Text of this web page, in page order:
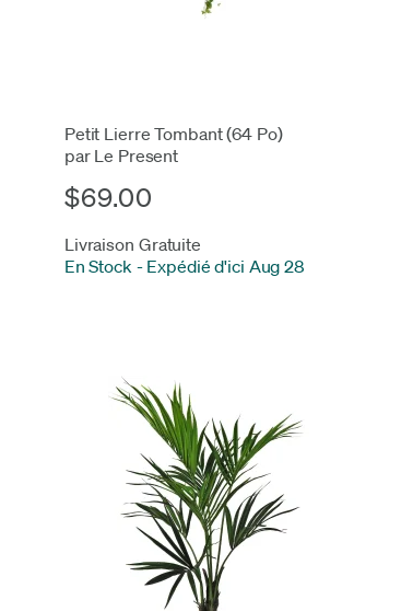
Petit Lierre Tombant (64 Po)
par Le Present
$69.00
Livraison Gratuite
En Stock - Expédié d'ici Aug 28